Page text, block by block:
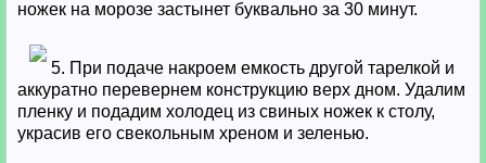
ножек на морозе застынет буквально за 30 минут.
5. При подаче накроем емкость другой тарелкой и
аккуратно перевернем конструкцию верх дном. Удалим
пленку и подадим холодец из свиных ножек к столу,
украсив его свекольным хреном и зеленью.